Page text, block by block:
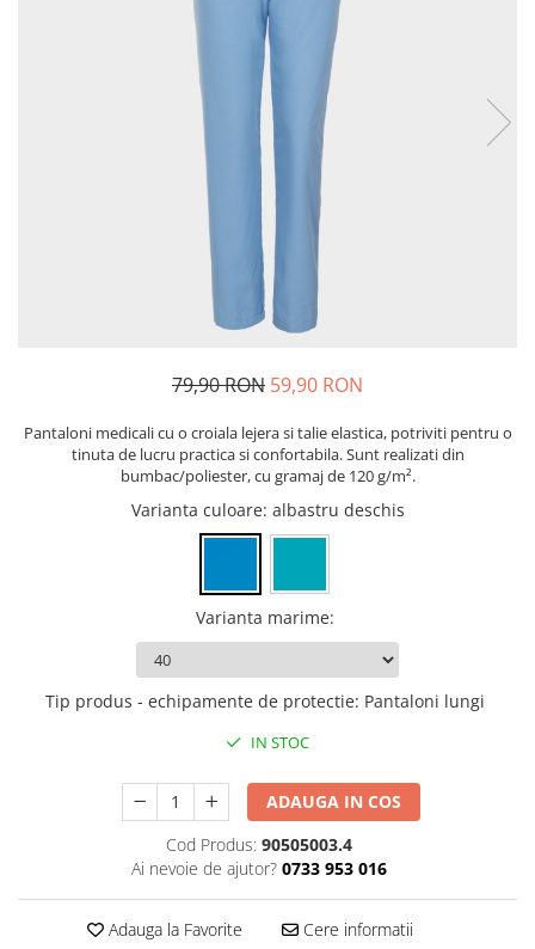
Hartie si articole din hartie
Bibliorafturi, caiete mecanice,
Capsatoare, capse si perforatoare
Dosare, folii protectie si mape
Accesorii diverse pentru birou
Pixuri metalice
Pixuri cu gel
Seturi de scris Premium
Instrumente de scris eco
Markere diverse
Tavite documente si suporturi
Foarfece pentru birou
Curatenie si igiena
Produse Antibacteriene
79,90 RON 59,90 RON
Pantaloni medicali cu o croiala lejera si talie elastica, potriviti pentru o
tinuta de lucru practica si confortabila. Sunt realizati din
bumbac/poliester, cu gramaj de 120 g/m².
Varianta culoare: albastru deschis
Varianta marime:
Tip produs - echipamente de protectie: Pantaloni lungi
IN STOC
ADAUGA IN COS
Cod Produs: 90505003.4
Ai nevoie de ajutor? 0733 953 016
Adauga la Favorite Cere informatii